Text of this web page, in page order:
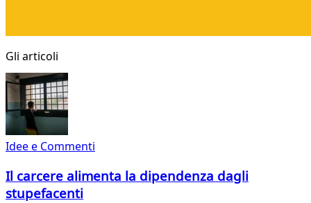
Gli articoli
Idee e Commenti
Il carcere alimenta la dipendenza dagli
stupefacenti